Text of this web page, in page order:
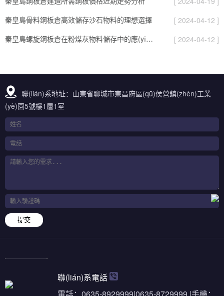
秦皇島骨料鋼板倉高效儲存沙石物料的理想選擇
[ 2024-04-12 ]
秦皇島螺旋鋼板倉在粉煤灰物料儲存中的應(yīng)用
[ 2024-04-12 ]
聯(lián)系地址：山東省聊城市東昌府區(qū)侯營鎮(zhèn)工業
(yè)園5號樓1層1室
提交
聯(lián)系電話